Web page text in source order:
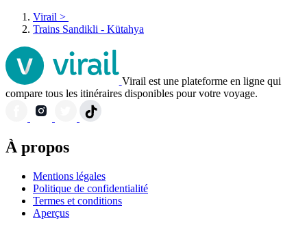
Virail >
Trains Sandikli - Kütahya
Virail est une plateforme en ligne qui
compare tous les itinéraires disponibles pour votre voyage.
À propos
Mentions légales
Politique de confidentialité
Termes et conditions
Aperçus